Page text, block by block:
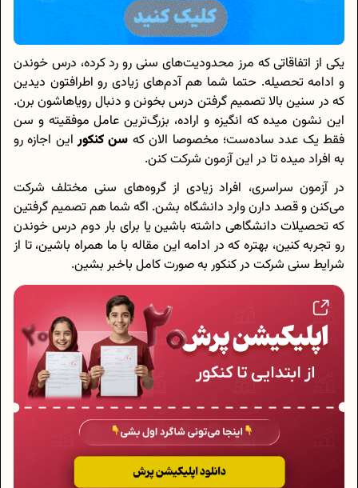
یکی از اتفاقاتی که مرز محدودیت‌های سنی رو رد کرده، درس خوندن
و ادامه تحصیله. حتما شما هم آدم‌های زیادی رو اطرافتون دیدین
که در سنین بالا تصمیم گرفتن درس بخونن و دنبال رویاها‌شون برن.
این نشون میده که انگیزه و اراده، بزرگ‌ترین عامل موفقیته و سن
فقط یک عدد ساده‌ست؛ مخصوصا الان که سن کنکوراین اجازه رو
به افراد میده تا در این آزمون شرکت کنن.
در آزمون سراسری، افراد زیادی از گروه‌های سنی مختلف شرکت
می‌کنن و قصد دارن وارد دانشگاه بشن. اگه شما هم تصمیم گرفتین
که تحصیلات دانشگاهی داشته باشین یا برای بار دوم درس خوندن
رو تجربه کنین، بهتره که در ادامه این مقاله با ما همراه باشین، تا از
شرایط سنی شرکت در کنکور به صورت کامل باخبر بشین.